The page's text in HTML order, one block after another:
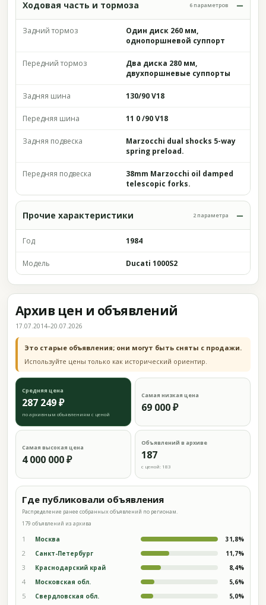
Ходовая часть и тормоза 6 параметров
Задний тормоз
Один диск 260 мм,
однопоршневой суппорт
Передний тормоз
Два диска 280 мм,
двухпоршневые суппорты
Задняя шина 130/90 V18
Передняя шина 11 0 /90 V18
Задняя подвеска
Marzocchi dual shocks 5-way
spring preload.
Передняя подвеска
38mm Marzocchi oil damped
telescopic forks.
Прочие характеристики 2 параметра
Год 1984
Модель Ducati 1000S2
Архив цен и объявлений
17.07.2014–20.07.2026
Это старые объявления; они могут быть сняты с продажи.
Используйте цены только как исторический ориентир.
Средняя цена
287 249 ₽
по архивным объявлениям с ценой
Самая низкая цена
69 000 ₽
Самая высокая цена
4 000 000 ₽
Объявлений в архиве
187
с ценой: 183
Где публиковали объявления
Распределение ранее собранных объявлений по регионам.
179 объявлений из архива
1 Москва 31,8%
2 Санкт-Петербург 11,7%
3 Краснодарский край 8,4%
4 Московская обл. 5,6%
5 Свердловская обл. 5,0%